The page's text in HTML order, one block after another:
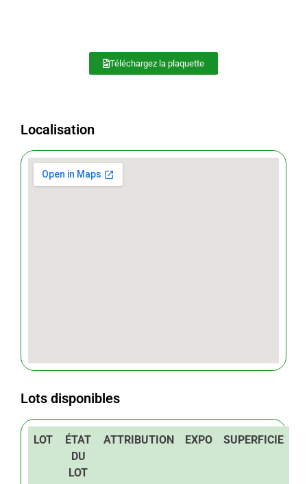
Téléchargez la plaquette
Localisation
Lots disponibles
LOT
ÉTAT
DU
LOT
ATTRIBUTION EXPO SUPERFICIE